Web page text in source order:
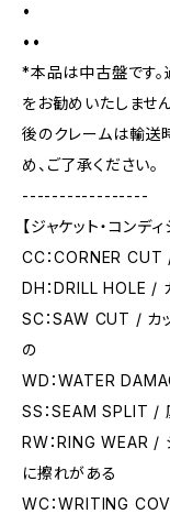
•
••
*本品は中古盤です
をお勧めいたしませ
後のクレームは輸送
め、ご了承ください。
-----------------
【ジャケット・コンデ
CC：CORNER CUT
DH：DRILL HOLE /
SC：SAW CUT / カ
の
WD：WATER
SS：SEAM SPLIT /
RW：RING WEAR /
に擦れがある
WC：WRITING